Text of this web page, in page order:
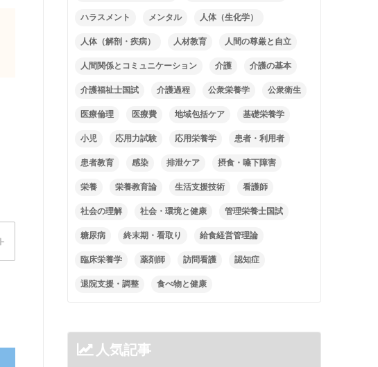
ハラスメント メンタル 人体（生化学）
人体（解剖・疾病） 人材教育 人間の尊厳と自立
人間関係とコミュニケーション 介護 介護の基本
介護福祉士国試 介護過程 公衆栄養学 公衆衛生
医療倫理 医療費 地域包括ケア 基礎栄養学
小児 応用力試験 応用栄養学 患者・利用者
患者教育 感染 排泄ケア 摂食・嚥下障害
栄養 栄養教育論 生活支援技術 看護師
社会の理解 社会・環境と健康 管理栄養士国試
糖尿病 終末期・看取り 給食経営管理論
臨床栄養学 薬剤師 訪問看護 認知症
退院支援・調整 食べ物と健康
人気記事